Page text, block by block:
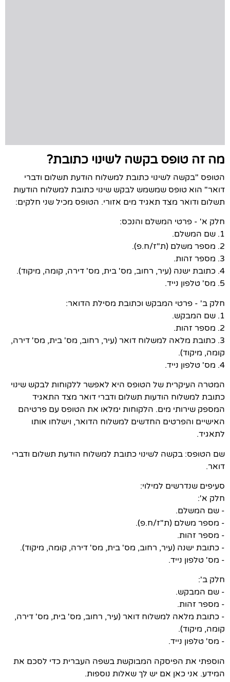
מה זה טופס בקשה לשינוי כתובת?
הטופס "בקשה לשינוי כתובת למשלוח הודעת תשלום ודברי
דואר" הוא טופס שמשמש לבקש שינוי כתובת למשלוח הודעות
תשלום ודואר מצד תאגיד מים אזורי. הטופס מכיל שני חלקים:
חלק א' - פרטי המשלם והנכס:
1. שם המשלם.
2. מספר משלם (ת"ז/ח.פ).
3. מספר זהות.
4. כתובת ישנה (עיר, רחוב, מס' בית, מס' דירה, קומה, מיקוד).
5. מס' טלפון נייד.
חלק ב' - פרטי המבקש וכתובת מסילת הדואר:
1. שם המבקש.
2. מספר זהות.
3. כתובת מלאה למשלוח דואר (עיר, רחוב, מס' בית, מס' דירה,
קומה, מיקוד).
4. מס' טלפון נייד.
המטרה העיקרית של הטופס היא לאפשר ללקוחות לבקש שינוי
כתובת למשלוח הודעות תשלום ודברי דואר מצד התאגיד
המספק שירותי מים. הלקוחות ימלאו את הטופס עם פרטיהם
האישיים והפרטים החדשים למשלוח הדואר, וישלחו אותו
לתאגיד.
שם הטופס: בקשה לשינוי כתובת למשלוח הודעת תשלום ודברי
דואר.
סעיפים שנדרשים למילוי:
חלק א':
- שם המשלם.
- מספר משלם (ת"ז/ח.פ).
- מספר זהות.
- כתובת ישנה (עיר, רחוב, מס' בית, מס' דירה, קומה, מיקוד).
- מס' טלפון נייד.
חלק ב':
- שם המבקש.
- מספר זהות.
- כתובת מלאה למשלוח דואר (עיר, רחוב, מס' בית, מס' דירה,
קומה, מיקוד).
- מס' טלפון נייד.
הוספתי את הפיסקה המבוקשת בשפה העברית כדי לסכם את
המידע. אני כאן אם יש לך שאלות נוספות.